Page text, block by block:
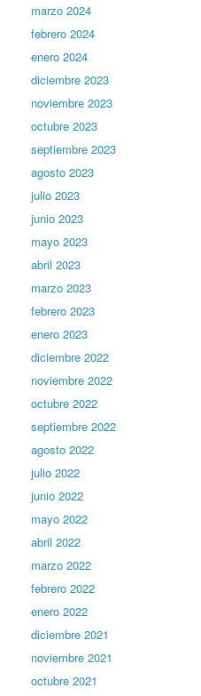
marzo 2024
febrero 2024
enero 2024
diciembre 2023
noviembre 2023
octubre 2023
septiembre 2023
agosto 2023
julio 2023
junio 2023
mayo 2023
abril 2023
marzo 2023
febrero 2023
enero 2023
diciembre 2022
noviembre 2022
octubre 2022
septiembre 2022
agosto 2022
julio 2022
junio 2022
mayo 2022
abril 2022
marzo 2022
febrero 2022
enero 2022
diciembre 2021
noviembre 2021
octubre 2021